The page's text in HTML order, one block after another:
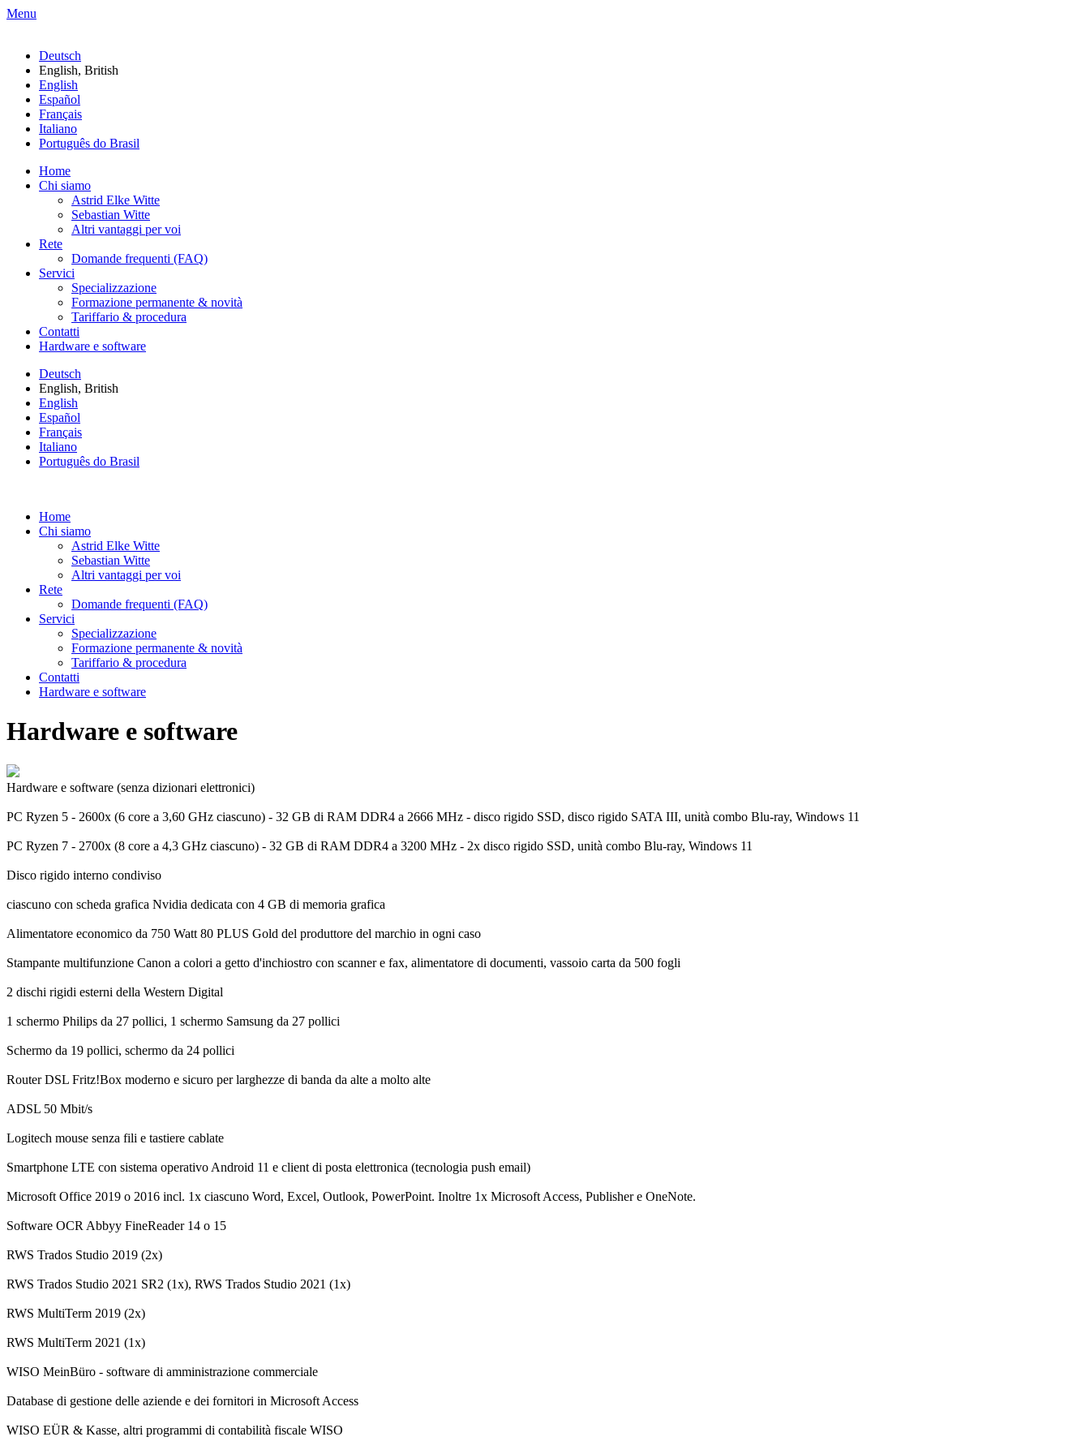
Menu
Deutsch
English, British
English
Español
Français
Italiano
Português do Brasil
Home
Chi siamo
Astrid Elke Witte
Sebastian Witte
Altri vantaggi per voi
Rete
Domande frequenti (FAQ)
Servici
Specializzazione
Formazione permanente & novità
Tariffario & procedura
Contatti
Hardware e software
Deutsch
English, British
English
Español
Français
Italiano
Português do Brasil
Home
Chi siamo
Astrid Elke Witte
Sebastian Witte
Altri vantaggi per voi
Rete
Domande frequenti (FAQ)
Servici
Specializzazione
Formazione permanente & novità
Tariffario & procedura
Contatti
Hardware e software
Hardware e software
Hardware e software (senza dizionari elettronici)
PC Ryzen 5 - 2600x (6 core a 3,60 GHz ciascuno) - 32 GB di RAM DDR4 a 2666 MHz - disco rigido SSD, disco rigido SATA III, unità combo Blu-ray, Windows 11
PC Ryzen 7 - 2700x (8 core a 4,3 GHz ciascuno) - 32 GB di RAM DDR4 a 3200 MHz - 2x disco rigido SSD, unità combo Blu-ray, Windows 11
Disco rigido interno condiviso
ciascuno con scheda grafica Nvidia dedicata con 4 GB di memoria grafica
Alimentatore economico da 750 Watt 80 PLUS Gold del produttore del marchio in ogni caso
Stampante multifunzione Canon a colori a getto d'inchiostro con scanner e fax, alimentatore di documenti, vassoio carta da 500 fogli
2 dischi rigidi esterni della Western Digital
1 schermo Philips da 27 pollici, 1 schermo Samsung da 27 pollici
Schermo da 19 pollici, schermo da 24 pollici
Router DSL Fritz!Box moderno e sicuro per larghezze di banda da alte a molto alte
ADSL 50 Mbit/s
Logitech mouse senza fili e tastiere cablate
Smartphone LTE con sistema operativo Android 11 e client di posta elettronica (tecnologia push email)
Microsoft Office 2019 o 2016 incl. 1x ciascuno Word, Excel, Outlook, PowerPoint. Inoltre 1x Microsoft Access, Publisher e OneNote.
Software OCR Abbyy FineReader 14 o 15
RWS Trados Studio 2019 (2x)
RWS Trados Studio 2021 SR2 (1x), RWS Trados Studio 2021 (1x)
RWS MultiTerm 2019 (2x)
RWS MultiTerm 2021 (1x)
WISO MeinBüro - software di amministrazione commerciale
Database di gestione delle aziende e dei fornitori in Microsoft Access
WISO EÜR & Kasse, altri programmi di contabilità fiscale WISO